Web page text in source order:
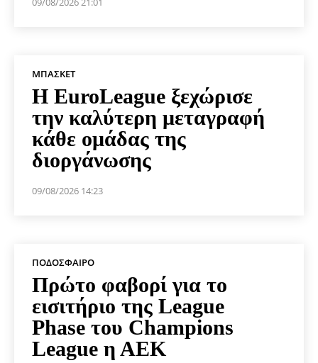
ΜΠΆΣΚΕΤ
Η EuroLeague ξεχώρισε
την καλύτερη μεταγραφή
κάθε ομάδας της
διοργάνωσης
09/08/2026 14:23
ΠΟΔΌΣΦΑΙΡΟ
Πρώτο φαβορί για το
εισιτήριο της League
Phase του Champions
League η ΑΕΚ